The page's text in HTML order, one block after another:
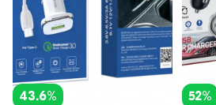
43.6% 52%